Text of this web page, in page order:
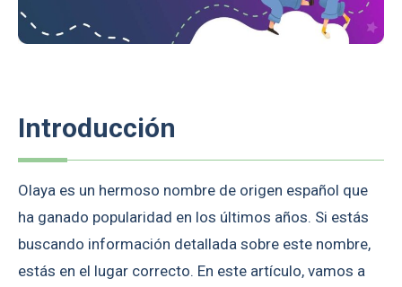
Introducción
Olaya es un hermoso nombre de origen español que
ha ganado popularidad en los últimos años. Si estás
buscando información detallada sobre este nombre,
estás en el lugar correcto. En este artículo, vamos a